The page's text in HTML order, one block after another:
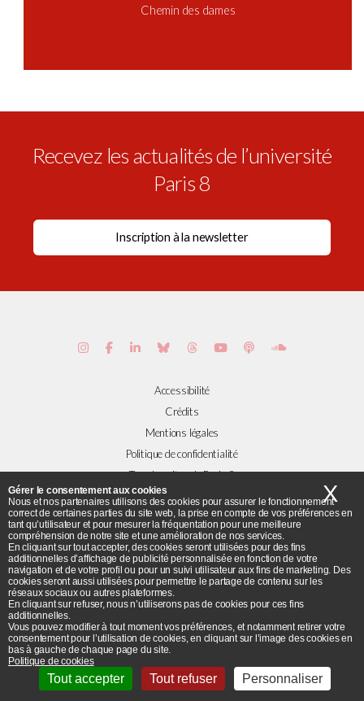
Chemin des dames
Recevez les actualités de l’université
Paris 8
Accessibilité
Crédits
Mentions légales
Politique de confidentialité
Tous les sites de Paris 8
Plans et accès
Flux RSS
© Université Paris 8 ©2019 - Tous droits réservés
Université Paris 8 - 2 rue de la Liberté - 93526 Saint-Denis cedex / Tel :
+33(0)1 49 40 67 89 Fax : +33(0) 1 48 21 04 46
Gérer le consentement aux cookies
Nous et nos partenaires utilisons des cookies pour assurer le fonctionnement
correct de certaines parties du site web, la prise en compte de vos préférences en
tant qu’utilisateur et pour mesurer la fréquentation pour une meilleure
compréhension de notre site et une amélioration de nos services.
En cliquant sur tout accepter, des cookies seront utilisées pour des fins
additionnelles d’affichage de publicité personnalisée en fonction de votre
navigation et de votre profil ou pour un suivi utilisateur aux fins de marketing. Des
cookies seront aussi utilisées pour permettre le partage de contenu sur les
réseaux sociaux ou autres plateformes.
En cliquant sur refuser, nous n’utiliserons pas de cookies pour ces fins
additionnelles.
Vous pouvez modifier à tout moment vos préférences, et notamment retirer votre
consentement pour l’utilisation de cookies, en cliquant sur l’image des cookies en
bas à gauche de chaque page du site.
Politique de cookies
Tout accepter Tout refuser Personnaliser
X